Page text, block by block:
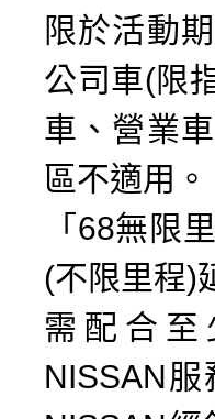
限於活動
公司車(限
車、營業
區不適用。
「68無限
(不限里程)
需配合
NISSAN